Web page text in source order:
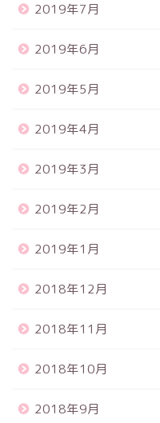
2019年7月
2019年6月
2019年5月
2019年4月
2019年3月
2019年2月
2019年1月
2018年12月
2018年11月
2018年10月
2018年9月